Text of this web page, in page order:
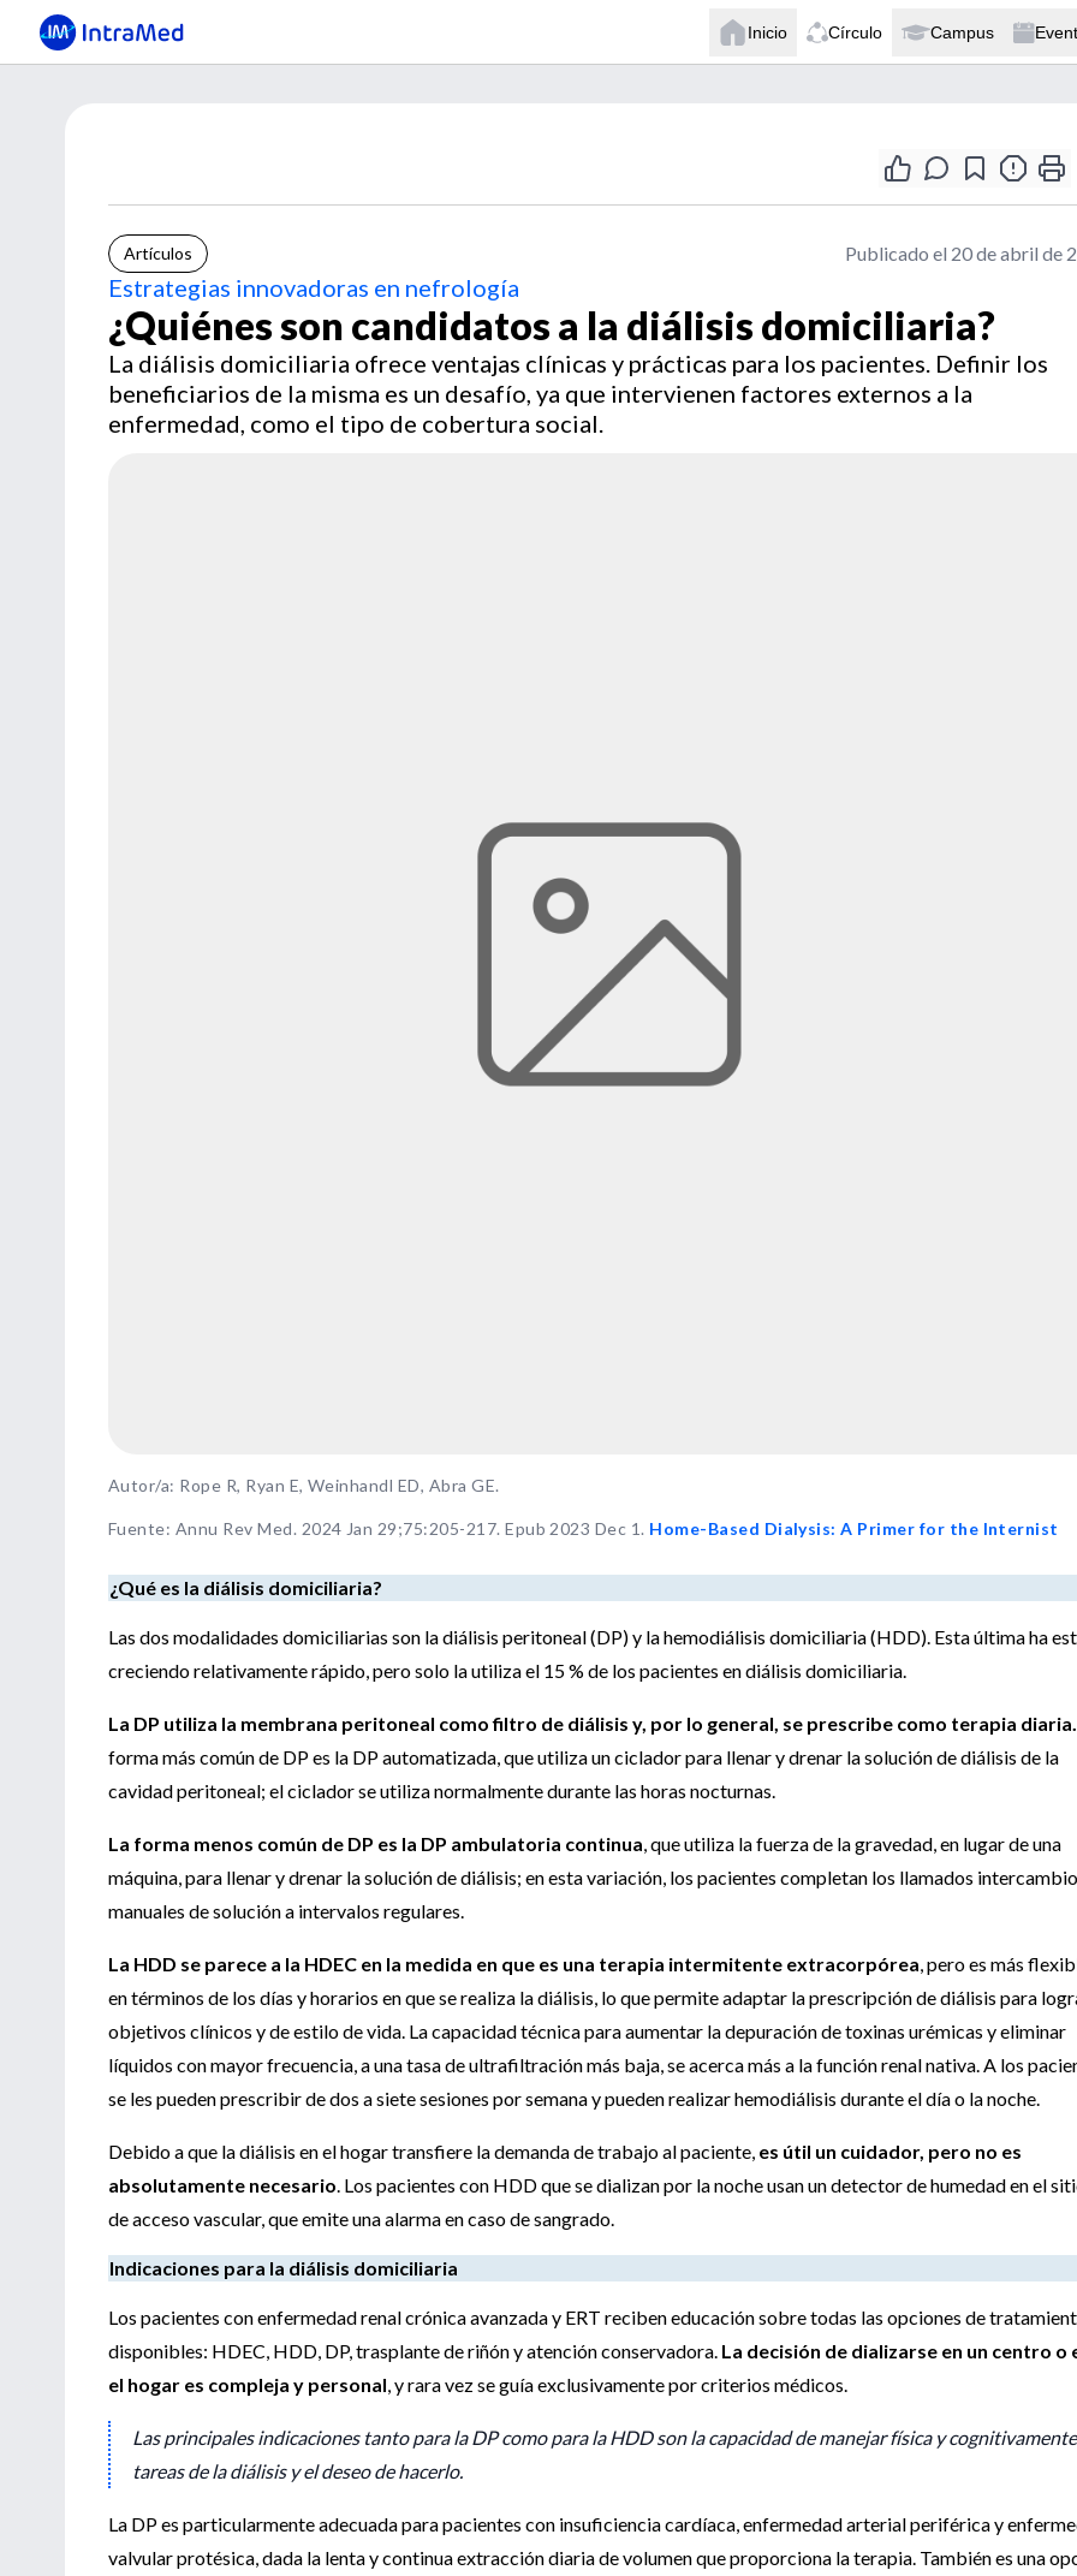
Inicio Círculo Campus
Artículos Publicado el 20 de abril de
Estrategias innovadoras en nefrología
¿Quiénes son candidatos a la diálisis domiciliaria?
La diálisis domiciliaria ofrece ventajas clínicas y prácticas para los pacientes. Definir los
beneficiarios de la misma es un desafío, ya que intervienen factores externos a la
enfermedad, como el tipo de cobertura social.
Autor/a: Rope R, Ryan E, Weinhandl ED, Abra GE.
Fuente: Annu Rev Med. 2024 Jan 29;75:205-217. Epub 2023 Dec 1. Home-Based Dialysis: A Primer for the Internist
¿Qué es la diálisis domiciliaria?
Las dos modalidades domiciliarias son la diálisis peritoneal (DP) y la hemodiálisis domiciliaria (HDD). Esta última ha
creciendo relativamente rápido, pero solo la utiliza el 15 % de los pacientes en diálisis domiciliaria.
La DP utiliza la membrana peritoneal como filtro de diálisis y, por lo general, se prescribe como terapia diaria.
forma más común de DP es la DP automatizada, que utiliza un ciclador para llenar y drenar la solución de diálisis de la
cavidad peritoneal; el ciclador se utiliza normalmente durante las horas nocturnas.
La forma menos común de DP es la DP ambulatoria continua , que utiliza la fuerza de la gravedad, en lugar de una
máquina, para llenar y drenar la solución de diálisis; en esta variación, los pacientes completan los llamados
manuales de solución a intervalos regulares.
La HDD se parece a la HDEC en la medida en que es una terapia intermitente extracorpórea , pero es más
en términos de los días y horarios en que se realiza la diálisis, lo que permite adaptar la prescripción de diálisis para
objetivos clínicos y de estilo de vida. La capacidad técnica para aumentar la depuración de toxinas urémicas y eliminar
líquidos con mayor frecuencia, a una tasa de ultrafiltración más baja, se acerca más a la función renal nativa. A los
se les pueden prescribir de dos a siete sesiones por semana y pueden realizar hemodiálisis durante el día o la noche.
Debido a que la diálisis en el hogar transfiere la demanda de trabajo al paciente, es útil un cuidador, pero no es
absolutamente necesario . Los pacientes con HDD que se dializan por la noche usan un detector de humedad en el
de acceso vascular, que emite una alarma en caso de sangrado.
Indicaciones para la diálisis domiciliaria
Los pacientes con enfermedad renal crónica avanzada y ERT reciben educación sobre todas las opciones de
disponibles: HDEC, HDD, DP, trasplante de riñón y atención conservadora. La decisión de dializarse en un centro o
el hogar es compleja y personal , y rara vez se guía exclusivamente por criterios médicos.
Las principales indicaciones tanto para la DP como para la HDD son la capacidad de manejar física y
tareas de la diálisis y el deseo de hacerlo.
La DP es particularmente adecuada para pacientes con insuficiencia cardíaca, enfermedad arterial periférica y
valvular protésica, dada la lenta y continua extracción diaria de volumen que proporciona la terapia. También es una